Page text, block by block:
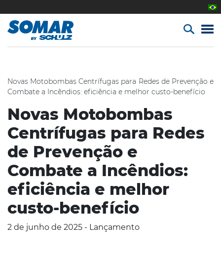
Novas Motobombas Centrífugas para Redes de Prevenção e
Combate a Incêndios: eficiência e melhor custo-benefício
Novas Motobombas
Centrífugas para Redes
de Prevenção e
Combate a Incêndios:
eficiência e melhor
custo-benefício
2 de junho de 2025 - Lançamento